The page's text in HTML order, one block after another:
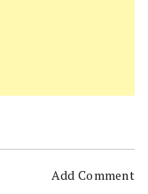
Add Comment